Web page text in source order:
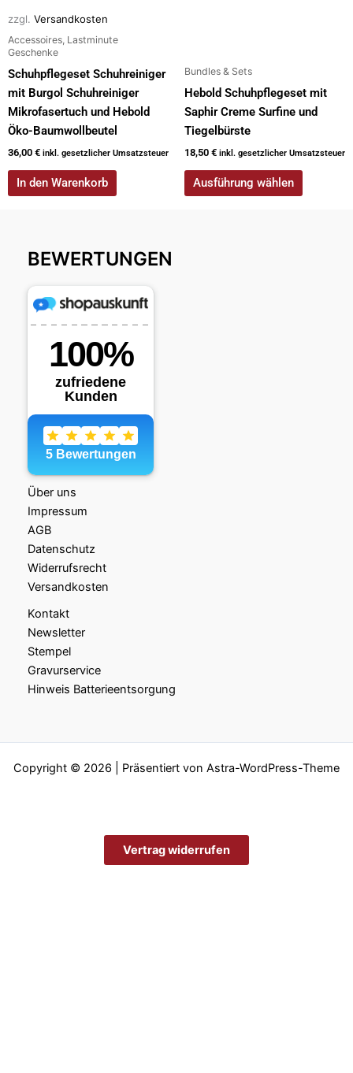
zzgl. Versandkosten
Accessoires, Lastminute
Geschenke
Schuhpflegeset Schuhreiniger
mit Burgol Schuhreiniger
Mikrofasertuch und Hebold
Öko-Baumwollbeutel
36,00 € inkl. gesetzlicher Umsatzsteuer
In den Warenkorb
Bundles & Sets
Hebold Schuhpflegeset mit
Saphir Creme Surfine und
Tiegelbürste
18,50 € inkl. gesetzlicher Umsatzsteuer
Ausführung wählen
werden
BEWERTUNGEN
Über uns
Impressum
AGB
Datenschutz
Widerrufsrecht
Versandkosten
Kontakt
Newsletter
Stempel
Gravurservice
Hinweis Batterieentsorgung
Copyright © 2026 | Präsentiert von Astra-WordPress-Theme
Vertrag widerrufen